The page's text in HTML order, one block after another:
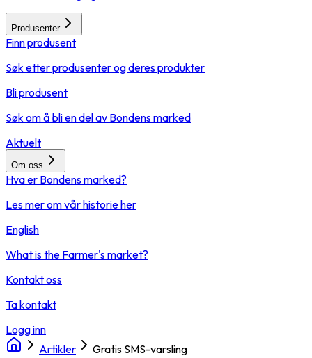
Produsenter
Finn produsent
Søk etter produsenter og deres produkter
Bli produsent
Søk om å bli en del av Bondens marked
Aktuelt
Om oss
Hva er Bondens marked?
Les mer om vår historie her
English
What is the Farmer's market?
Kontakt oss
Ta kontakt
Logg inn
Artikler
Gratis SMS-varsling